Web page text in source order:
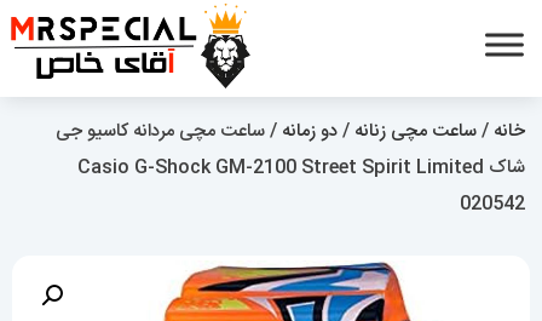
خانه /ساعت مچی زنانه /دو زمانه / ساعت مچی مردانه کاسیو جی
شاک Casio G-Shock GM-2100 Street Spirit Limited
020542